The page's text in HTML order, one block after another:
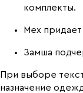
комплекты.
Мех
Замша
При выборе
назначение